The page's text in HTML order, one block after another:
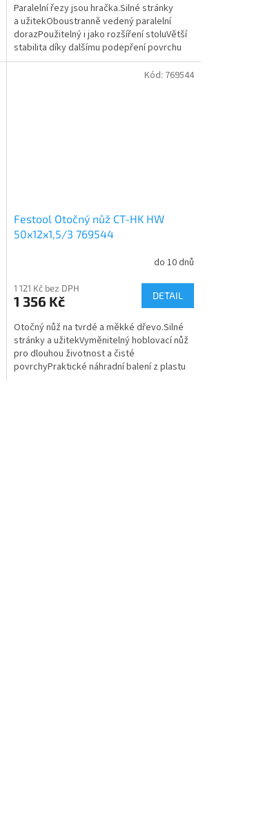
Paralelní řezy jsou hračka.Silné stránky
a užitekOboustranně vedený paralelní
dorazPoužitelný i jako rozšíření stoluVětší
stabilita díky dalšímu podepření povrchu
obrobkuIdeální...
Festool Otočný nůž CT-HK HW
50x12x1,5/3 769544
do 10 dnů
1 121 Kč bez DPH
1 356 Kč DETAIL
Otočný nůž na tvrdé a měkké dřevo.Silné
stránky a užitekVyměnitelný hoblovací nůž
pro dlouhou životnost a čisté
povrchyPraktické náhradní balení z plastu
Kód: 769544